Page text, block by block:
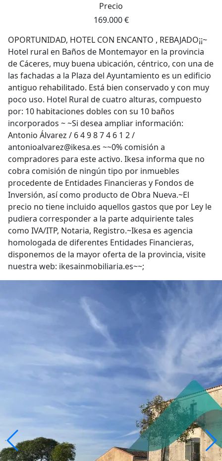
Precio
169.000 €
OPORTUNIDAD, HOTEL CON ENCANTO , REBAJADO¡¡~
Hotel rural en Baños de Montemayor en la provincia
de Cáceres, muy buena ubicación, céntrico, con una de
las fachadas a la Plaza del Ayuntamiento es un edificio
antiguo rehabilitado. Está bien conservado y con muy
poco uso. Hotel Rural de cuatro alturas, compuesto
por: 10 habitaciones dobles con su 10 baños
incorporados ~ ~Si desea ampliar información:
Antonio Álvarez / 6 4 9 8 7 4 6 1 2 /
antonioalvarez@ikesa.es ~~0% comisión a
compradores para este activo. Ikesa informa que no
cobra comisión de ningún tipo por inmuebles
procedente de Entidades Financieras y Fondos de
Inversión, así como producto de Obra Nueva.~El
precio no tiene incluido aquellos gastos que por Ley le
pudiera corresponder a la parte adquiriente tales
como IVA/ITP, Notaria, Registro.~Ikesa es agencia
homologada de diferentes Entidades Financieras,
disponemos de la mayor oferta de la provincia, visite
nuestra web: ikesainmobiliaria.es~~;